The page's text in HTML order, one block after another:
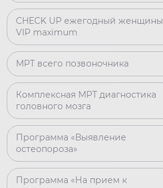
CHECK UP ежегодный женщины
VIP maximum
МРТ всего позвоночника
Комплексная МРТ диагностика
головного мозга
Программа «Выявление
остеопороза»
Программа «На прием к